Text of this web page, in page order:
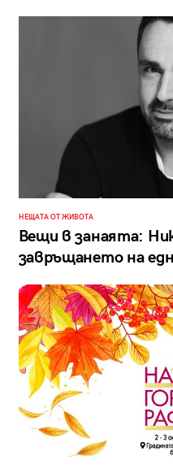
НЕЩАТА ОТ ЖИВОТА
Вещи в занаята:
завръщането на